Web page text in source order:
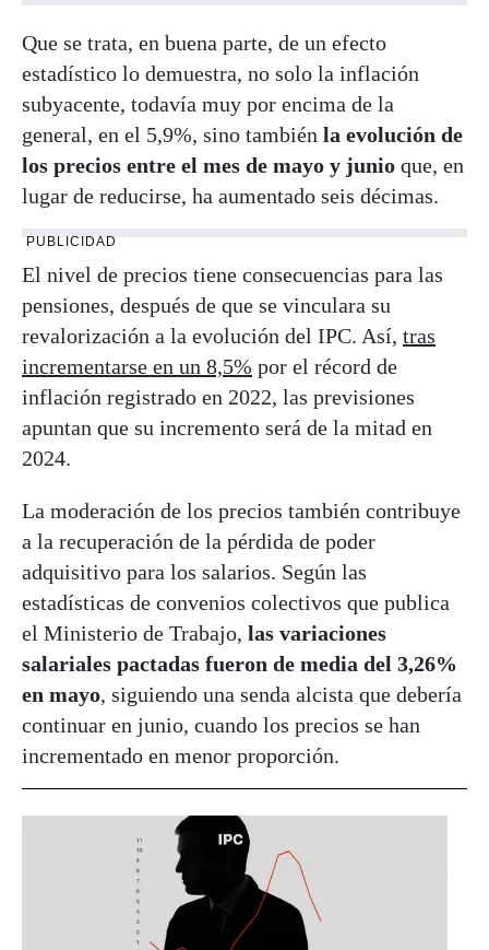
Que se trata, en buena parte, de un efecto
estadístico lo demuestra, no solo la inflación
subyacente, todavía muy por encima de la
general, en el 5,9%, sino también la evolución de
los precios entre el mes de mayo y junio que, en
lugar de reducirse, ha aumentado seis décimas.
PUBLICIDAD
El nivel de precios tiene consecuencias para las
pensiones, después de que se vinculara su
revalorización a la evolución del IPC. Así, tras
incrementarse en un 8,5% por el récord de
inflación registrado en 2022, las previsiones
apuntan que su incremento será de la mitad en
2024.
La moderación de los precios también contribuye
a la recuperación de la pérdida de poder
adquisitivo para los salarios. Según las
estadísticas de convenios colectivos que publica
el Ministerio de Trabajo, las variaciones
salariales pactadas fueron de media del 3,26%
en mayo, siguiendo una senda alcista que debería
continuar en junio, cuando los precios se han
incrementado en menor proporción.